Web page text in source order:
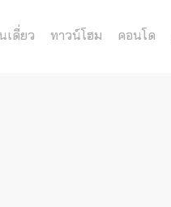
เดี่ยว ทาวน์โฮม คอนโด